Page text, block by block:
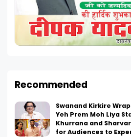
Recommended
Swanand Kirkire
Yeh Prem Moh Liya
Khurrana and
for Audiences to